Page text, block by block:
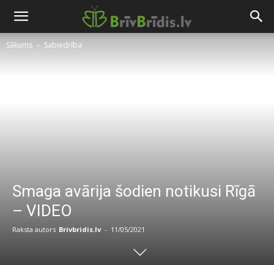
Sākums Sabiedrība
Smaga avārija šodien notikusi Rīgā
– VIDEO
Raksta autors Brivbridis.lv - 11/05/2021